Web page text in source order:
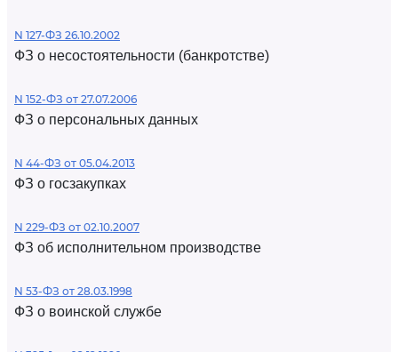
N 127-ФЗ 26.10.2002
ФЗ о несостоятельности (банкротстве)
N 152-ФЗ от 27.07.2006
ФЗ о персональных данных
N 44-ФЗ от 05.04.2013
ФЗ о госзакупках
N 229-ФЗ от 02.10.2007
ФЗ об исполнительном производстве
N 53-ФЗ от 28.03.1998
ФЗ о воинской службе